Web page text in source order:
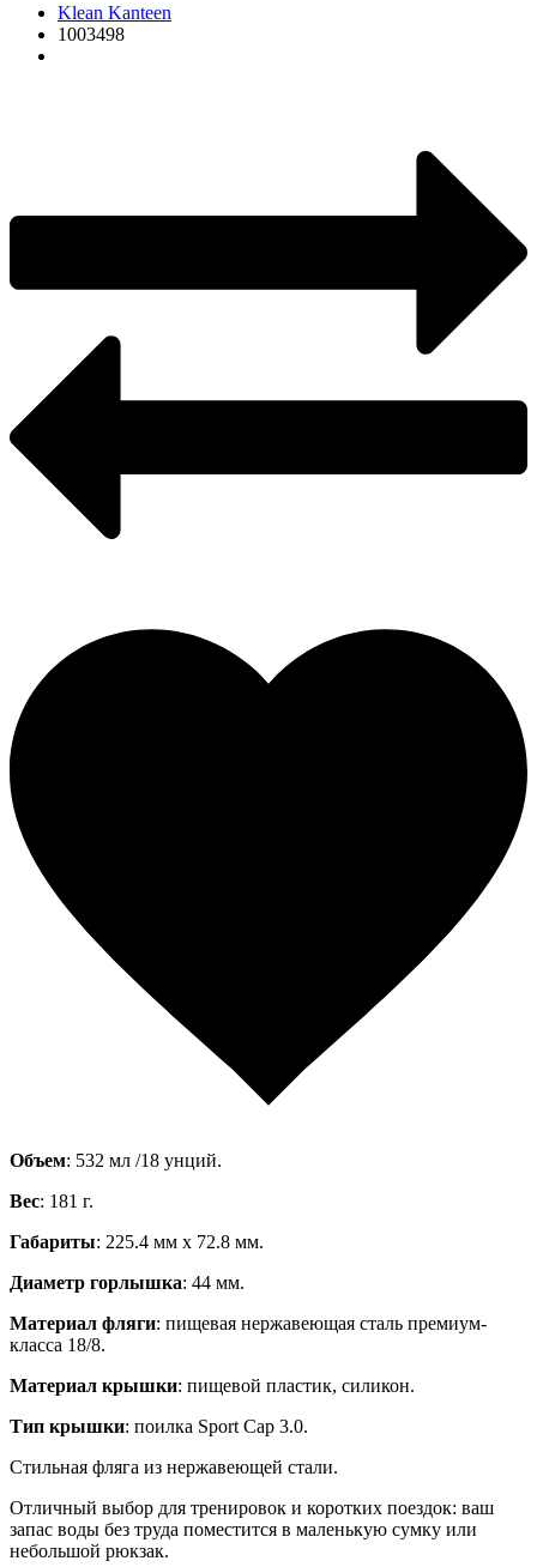
Klean Kanteen
1003498
Объем: 532 мл /18 унций.
Вес: 181 г.
Габариты: 225.4 мм x 72.8 мм.
Диаметр горлышка: 44 мм.
Материал фляги: пищевая нержавеющая сталь премиум-
класса 18/8.
Материал крышки: пищевой пластик, силикон.
Тип крышки: поилка Sport Cap 3.0.
Стильная фляга из нержавеющей стали.
Отличный выбор для тренировок и коротких поездок: ваш
запас воды без труда поместится в маленькую сумку или
небольшой рюкзак.